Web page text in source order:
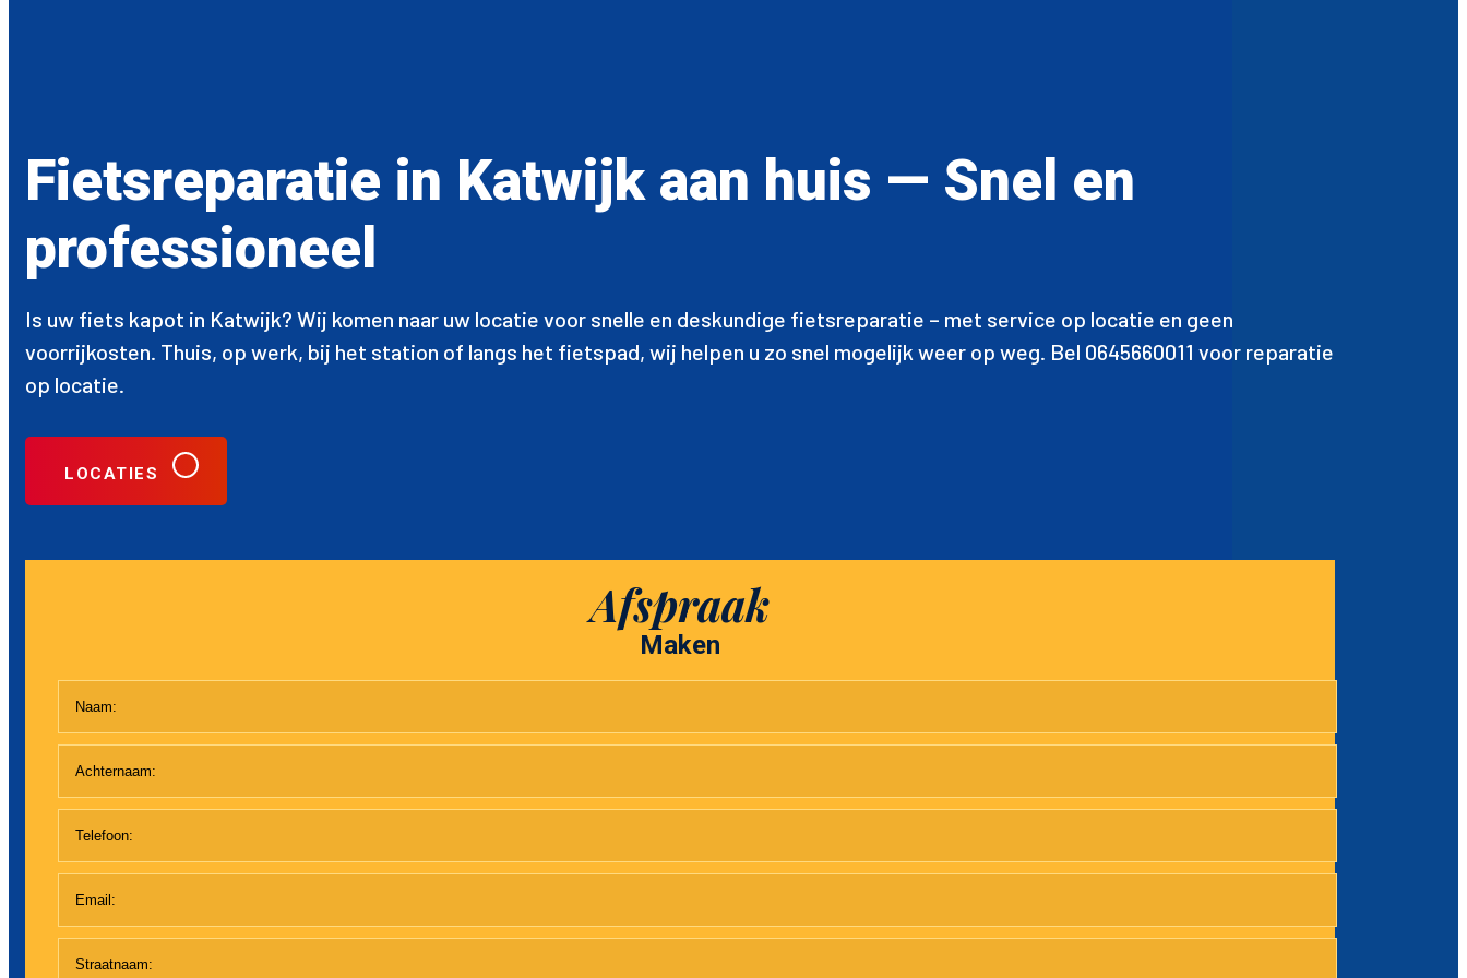
Fietsreparatie in Katwijk aan huis — Snel en
professioneel
Is uw fiets kapot in Katwijk? Wij komen naar uw locatie voor snelle en deskundige fietsreparatie – met service op locatie en geen
voorrijkosten. Thuis, op werk, bij het station of langs het fietspad, wij helpen u zo snel mogelijk weer op weg. Bel 0645660011 voor reparatie
op locatie.
LOCATIES
Afspraak
Maken